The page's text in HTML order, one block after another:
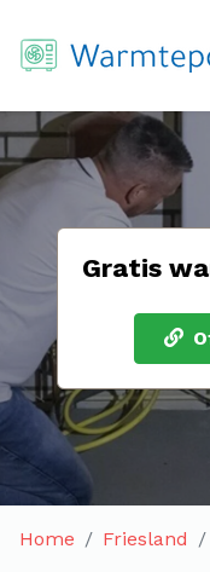
Gratis
Home Friesland